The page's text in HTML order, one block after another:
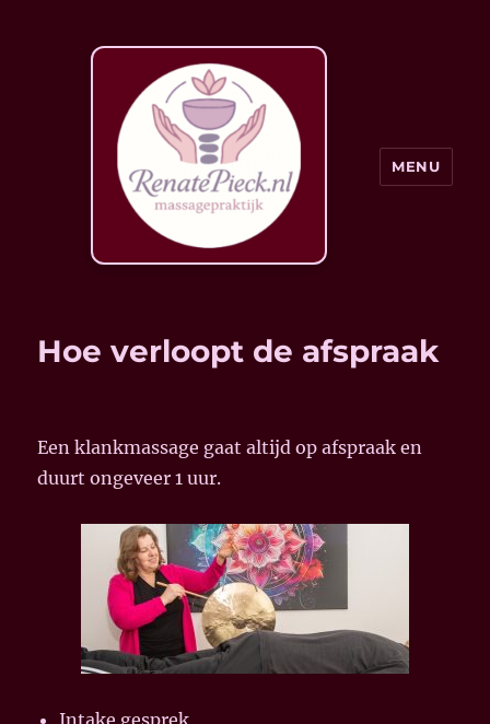
MENU
Hoe verloopt de afspraak
Een klankmassage gaat altijd op afspraak en
duurt ongeveer 1 uur.
Intake gesprek